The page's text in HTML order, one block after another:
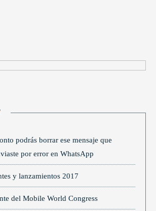
podrás borrar ese mensaje que
por error en WhatsApp
y lanzamientos 2017
del Mobile World Congress